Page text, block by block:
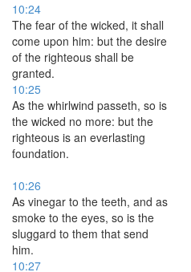
10:24
The fear of the wicked, it shall
come upon him: but the desire
of the righteous shall be
granted.
10:25
As the whirlwind passeth, so is
the wicked no more: but the
righteous is an everlasting
foundation.
10:26
As vinegar to the teeth, and as
smoke to the eyes, so is the
sluggard to them that send
him.
10:27